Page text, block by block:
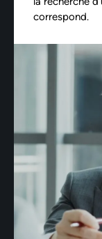
correspond.